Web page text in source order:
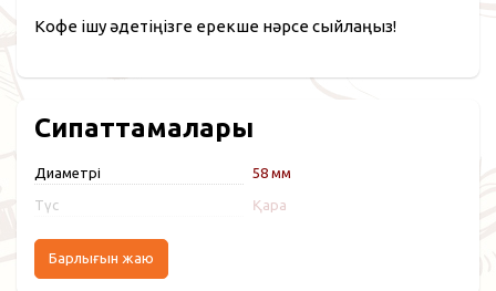
Кофе ішу әдетіңізге ерекше нәрсе сыйлаңыз!
Сипаттамалары
Диаметрі 58 мм
Түс Қара
Барлығын жаю